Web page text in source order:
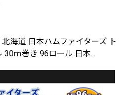
海道 日本ハムファイターズ ト
ｍ巻き 96ロール 日本...